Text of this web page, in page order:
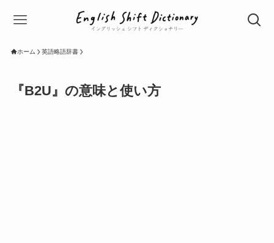
ホーム 英語略語辞書
『B2U』の意味と使い方